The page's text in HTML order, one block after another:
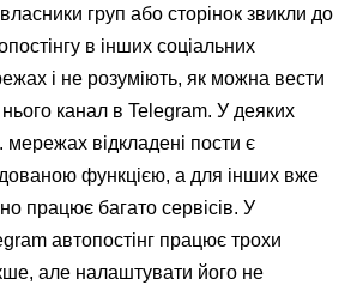
власники груп або сторінок звикли до
в інших соціальних
і не розуміють, як можна вести
нього канал в Telegram. У деяких
мережах відкладені пости є
функцією, а для інших вже
працює багато сервісів. У
автопостінг працює трохи
але налаштувати його не